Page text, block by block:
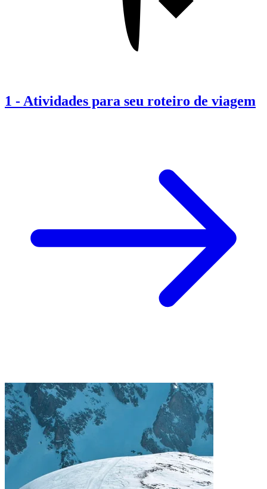
1 - Atividades para seu roteiro de viagem